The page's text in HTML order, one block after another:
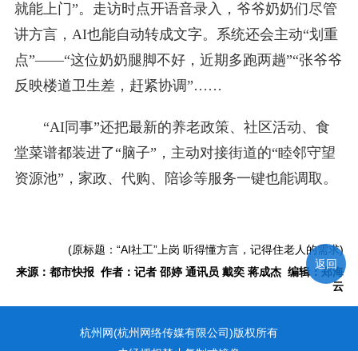
就能上门”。走访时点开语音录入，爷爷奶奶们尽管
讲方言，AI也能自动转成文字。系统还会主动“划重
点”——“这位奶奶腿脚不好，近期多跑两趟”“张爷爷
反映楼道卫生差，赶紧协调”……
“AI同事”还把最新的养老政策、社区活动、食
堂菜谱都装进了“脑子”，主动对接街道的“睦邻守望
资源池”，家政、代购、陪诊等服务一键也能调取。
(原标题：“AI社工”上岗 听得懂方言，记得住老人的需求)
来源：都市快报 作者：记者 邵婷 通讯员 戴奕 蒋成杰 编辑：郑海
云
杭州网(杭州网络传媒有限公司)版权所有
返回